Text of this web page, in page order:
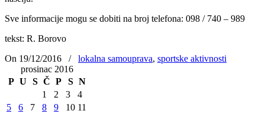
Sve informacije mogu se dobiti na broj telefona: 098 / 740 – 989
tekst: R. Borovo
On 19/12/2016
/ lokalna samouprava, sportske aktivnosti
prosinac 2016
P U S Č P S N
1
2 3
4
5
6 7 8 9 10 11